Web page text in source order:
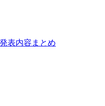
表内容まとめ